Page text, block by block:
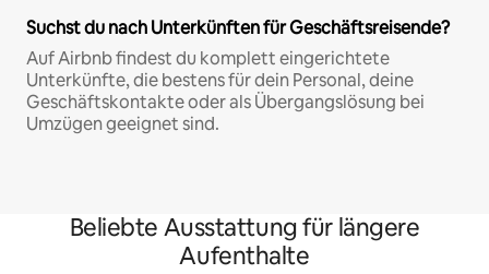
Suchst du nach Unterkünften für Geschäftsreisende?
Auf Airbnb findest du komplett eingerichtete
Unterkünfte, die bestens für dein Personal, deine
Geschäftskontakte oder als Übergangslösung bei
Umzügen geeignet sind.
Beliebte Ausstattung für längere
Aufenthalte